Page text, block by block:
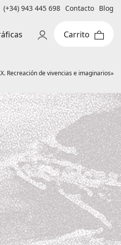
(+34) 943 445 698 Contacto Blog
Recreación de vivencias e imaginarios»